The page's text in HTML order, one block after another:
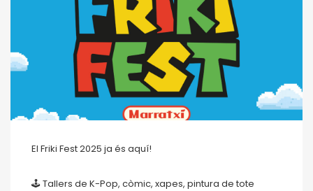
El Friki Fest 2025 ja és aquí!
🕹 Tallers de K-Pop, còmic, xapes, pintura de tote